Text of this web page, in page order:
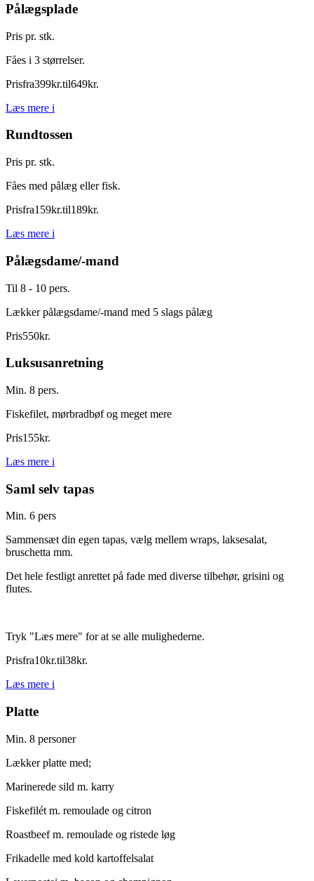
Pålægsplade
Pris pr. stk.
Fåes i 3 størrelser.
Prisfra399kr.til649kr.
Læs mere i
Rundtossen
Pris pr. stk.
Fåes med pålæg eller fisk.
Prisfra159kr.til189kr.
Læs mere i
Pålægsdame/-mand
Til 8 - 10 pers.
Lækker pålægsdame/-mand med 5 slags pålæg
Pris550kr.
Luksusanretning
Min. 8 pers.
Fiskefilet, mørbradbøf og meget mere
Pris155kr.
Læs mere i
Saml selv tapas
Min. 6 pers
Sammensæt din egen tapas, vælg mellem wraps, laksesalat,
bruschetta mm.
Det hele festligt anrettet på fade med diverse tilbehør, grisini og
flutes.
Tryk "Læs mere" for at se alle mulighederne.
Prisfra10kr.til38kr.
Læs mere i
Platte
Min. 8 personer
Lækker platte med;
Marinerede sild m. karry
Fiskefilét m. remoulade og citron
Roastbeef m. remoulade og ristede løg
Frikadelle med kold kartoffelsalat